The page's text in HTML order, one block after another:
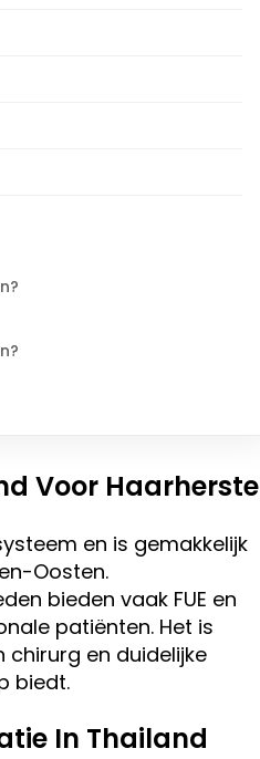
Voor
en is gemakkelijk
Oosten.
bieden vaak FUE en
patiënten. Het is
chirurg en duidelijke
biedt.
In Thailand